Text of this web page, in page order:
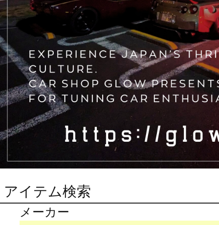
アイテム検索
メーカー